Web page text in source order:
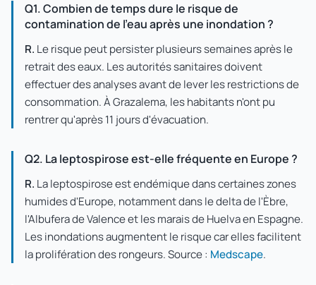
Q1. Combien de temps dure le risque de
contamination de l'eau après une inondation ?
R. Le risque peut persister plusieurs semaines après le
retrait des eaux. Les autorités sanitaires doivent
effectuer des analyses avant de lever les restrictions de
consommation. À Grazalema, les habitants n'ont pu
rentrer qu'après 11 jours d'évacuation.
Q2. La leptospirose est-elle fréquente en Europe ?
R. La leptospirose est endémique dans certaines zones
humides d'Europe, notamment dans le delta de l'Èbre,
l'Albufera de Valence et les marais de Huelva en Espagne.
Les inondations augmentent le risque car elles facilitent
la prolifération des rongeurs. Source : Medscape.